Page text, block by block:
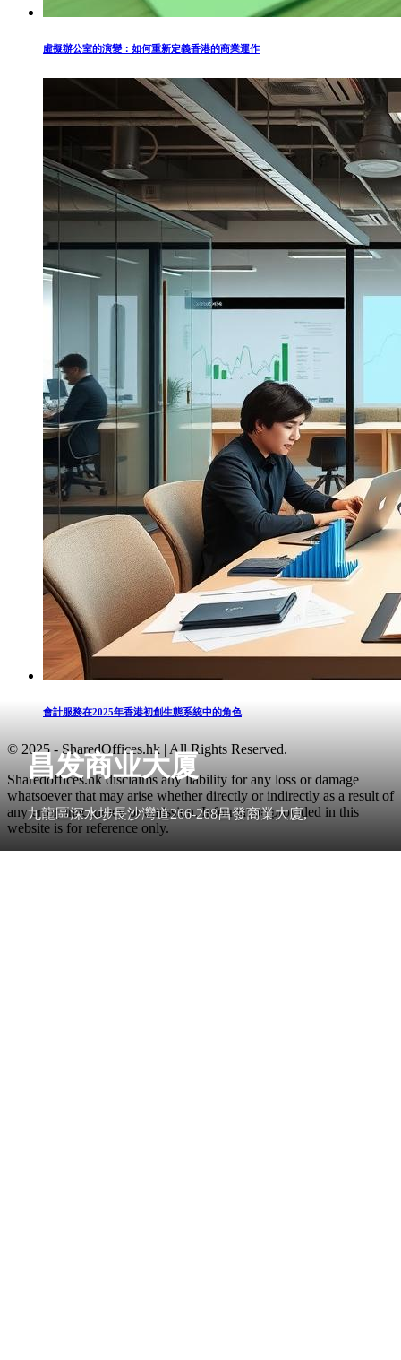
昌发商业大厦
九龍區深水埗長沙灣道266-268昌發商業大廈,
虛擬辦公室的演變：如何重新定義香港的商業運作
會計服務在2025年香港初創生態系統中的角色
© 2025 - SharedOffices.hk | All Rights Reserved.
Sharedoffices.hk disclaims any liability for any loss or damage
whatsoever that may arise whether directly or indirectly as a result of
any error, inaccuracy or omission. Information provided in this
website is for reference only.